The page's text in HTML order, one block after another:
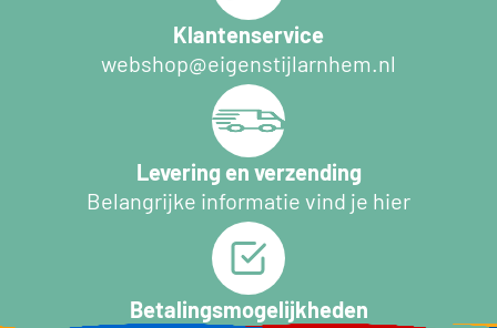
Klantenservice
webshop@eigenstijlarnhem.nl
Levering en verzending
Belangrijke informatie vind je hier
Betalingsmogelijkheden